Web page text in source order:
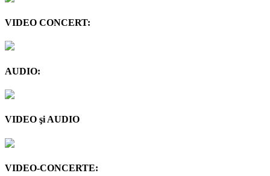
VIDEO CONCERT:
AUDIO:
VIDEO şi AUDIO
VIDEO-CONCERTE: